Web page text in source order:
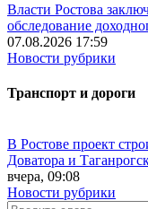
Власти Ростова
обследование
07.08.2026 17:59
Новости рубрики
Транспорт и дороги
В Ростове проект
Доватора и
вчера, 09:08
Новости рубрики